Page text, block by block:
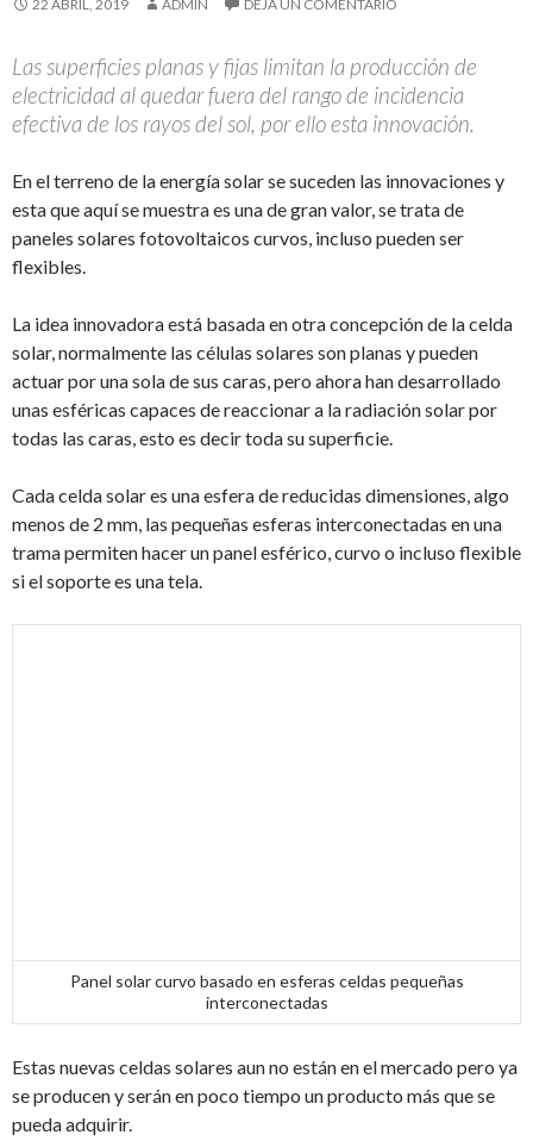
22 ABRIL, 2019 ADMIN DEJA UN COMENTARIO
Las superficies planas y fijas limitan la producción de
electricidad al quedar fuera del rango de incidencia
efectiva de los rayos del sol, por ello esta innovación.
En el terreno de la energía solar se suceden las innovaciones y
esta que aquí se muestra es una de gran valor, se trata de
paneles solares fotovoltaicos curvos, incluso pueden ser
flexibles.
La idea innovadora está basada en otra concepción de la celda
solar, normalmente las células solares son planas y pueden
actuar por una sola de sus caras, pero ahora han desarrollado
unas esféricas capaces de reaccionar a la radiación solar por
todas las caras, esto es decir toda su superficie.
Cada celda solar es una esfera de reducidas dimensiones, algo
menos de 2 mm, las pequeñas esferas interconectadas en una
trama permiten hacer un panel esférico, curvo o incluso flexible
si el soporte es una tela.
Panel solar curvo basado en esferas celdas pequeñas
interconectadas
Estas nuevas celdas solares aun no están en el mercado pero ya
se producen y serán en poco tiempo un producto más que se
pueda adquirir.